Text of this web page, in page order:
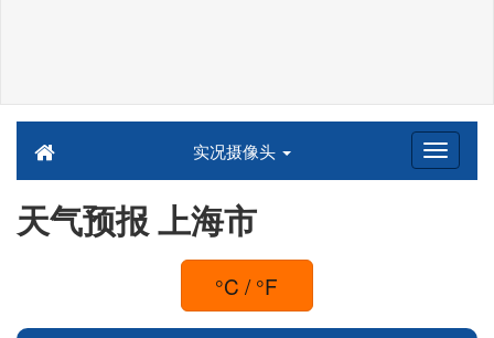
实况摄像头
天气预报 上海市
°C / °F